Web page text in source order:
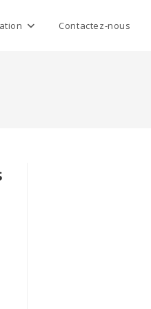
Contactez-nous